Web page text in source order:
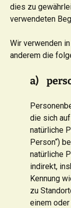
dies zu
verwendeten
Wir verwenden
anderem die
a)
die sich
natürliche
Person“)
natürliche
indirekt,
Kennung
zu
einem